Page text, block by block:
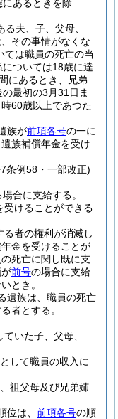
あるときを除
夫、子、父母、
その事情がなくな
ては職員の死亡の当
ついては18歳に達
にあるとき、兄弟
最初の3月31日ま
60歳以上であつた
族が前項各号の一に
族補償年金を受け
条例58・一部改正)
合に支給する。
受けることができる
者の権利が消滅し
金を受けることが
死亡に関し既に支
前号の場合に支給
とき。
遺族は、職員の死亡
者とする。
いた子、父母、
して職員の収入に
祖父母及び兄弟姉
は、 前項各号の順